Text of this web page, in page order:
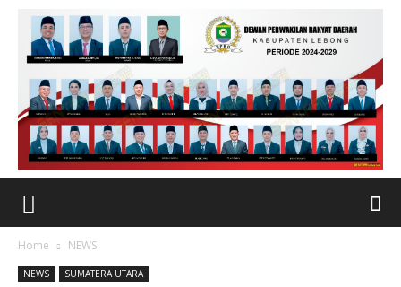
Home NEWS
NEWS SUMATERA UTARA